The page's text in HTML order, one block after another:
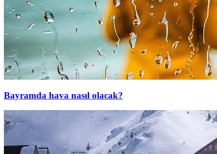
Bayramda hava nasıl olacak?